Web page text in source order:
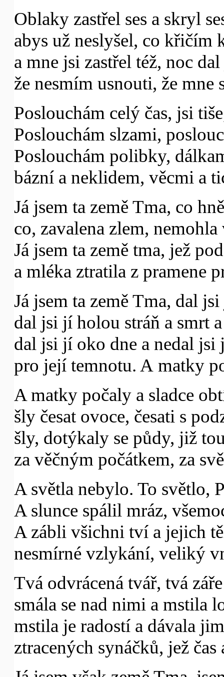
Oblaky zastřel ses a skryl
abys už neslyšel, co křičím
a mne jsi zastřel též, noc
že nesmím usnouti, že mne
Poslouchám celý čas, jsi
Poslouchám slzami,
Poslouchám polibky,
bázní a neklidem, věcmi a
Já jsem ta země Tma, co
co, zavalena zlem,
Já jsem ta země tma, jež
a mléka ztratila z pramene
Já jsem ta země Tma, dal
dal jsi jí holou stráň a smrt
dal jsi jí oko dne a nedal
pro její temnotu. A matky
A matky počaly a sladce
šly česat ovoce, česati s
šly, dotýkaly se půdy, již
za věčným počátkem, za
A světla nebylo. To světlo,
A slunce spálil mráz,
A zábli všichni tví a jejich
nesmírné vzlykání, veliký
Tvá odvrácená tvář, tvá
smála se nad nimi a mstila
mstila je radostí a dávala
ztracených synáčků, jež čas